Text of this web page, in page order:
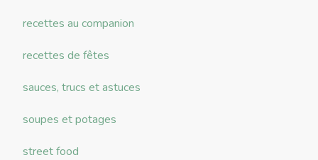
recettes au companion
recettes de fêtes
sauces, trucs et astuces
soupes et potages
street food